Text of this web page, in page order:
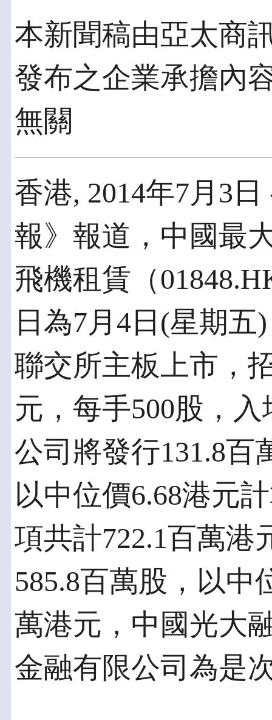
本新聞稿由亞太商
發布之企業承擔內
無關
香港, 2014年7月3
報》報道，中國最
飛機租賃（
日為7月4日(星期
聯交所主板上市，
元，每手500股，
公司將發行131.8百
以中位價6.68港元
項共計722.1百萬港
585.8百萬股，以中
萬港元，中國光大
金融有限公司為是